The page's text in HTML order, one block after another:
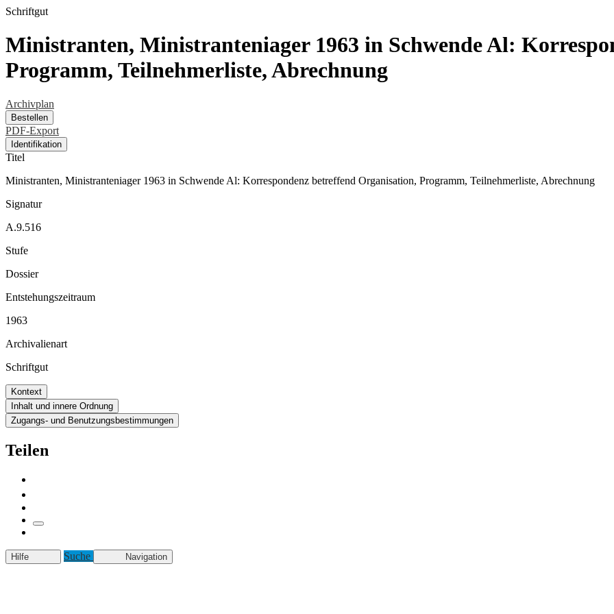
Schriftgut
Ministranten, Ministranteniager 1963 in Schwende Al:
Programm, Teilnehmerliste, Abrechnung
Archivplan
Bestellen
PDF-Export
Identifikation
Titel
Ministranten, Ministranteniager 1963 in Schwende Al: Korrespondenz betreffend Organisation, Programm, Teilnehmerliste, Abrechnung
Signatur
A.9.516
Stufe
Dossier
Entstehungszeitraum
1963
Archivalienart
Schriftgut
Kontext
Inhalt und innere Ordnung
Zugangs- und Benutzungsbestimmungen
Teilen
Hilfe Suche Navigation